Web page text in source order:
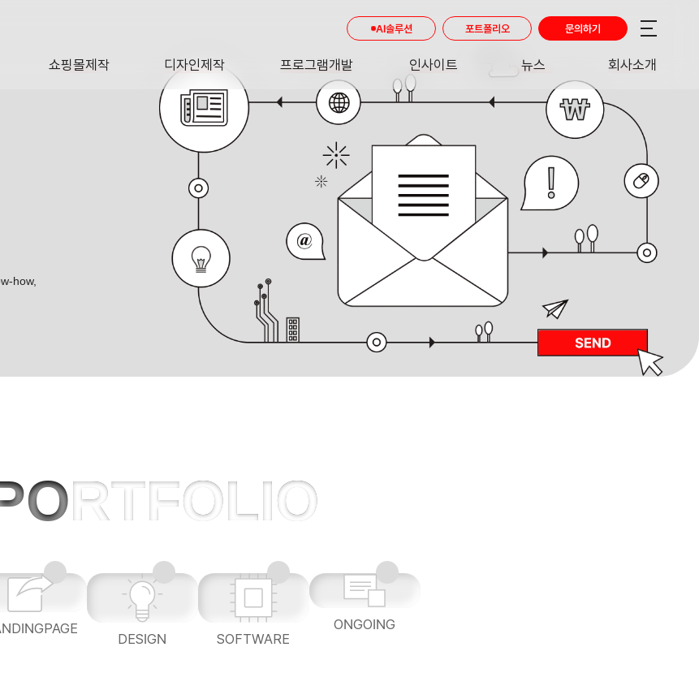
쇼핑몰제작 디자인제작
DESIGN
프로그램개발
SOFTWARE
인사이트
INSIGHT
뉴스
NEWS
회사소개
AI솔루션 포트폴리오 문의하기
how,
RTFOLIO
DESIGN SOFTWARE
ONGOING